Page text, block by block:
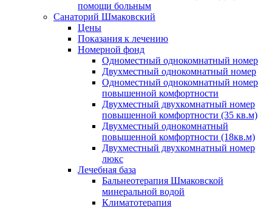
помощи больным
Санаторий Шмаковский
Цены
Показания к лечению
Номерной фонд
Одноместный однокомнатный номер
Двухместный однокомнатный номер
Одноместный однокомнатный номер
повышенной комфортности
Двухместный двухкомнатный номер
повышенной комфортности (35 кв.м)
Двухместный однокомнатный
повышенной комфортности (18кв.м)
Двухместный двухкомнатный номер
люкс
Лечебная база
Бальнеотерапия Шмаковской
минеральной водой
Климатотерапия